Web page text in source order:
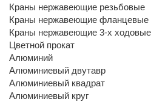
Краны нержавеющие резьбовые
Краны нержавеющие фланцевые
Краны нержавеющие 3-х ходовые
Цветной прокат
Алюминий
Алюминиевый двутавр
Алюминиевый квадрат
Алюминиевый круг